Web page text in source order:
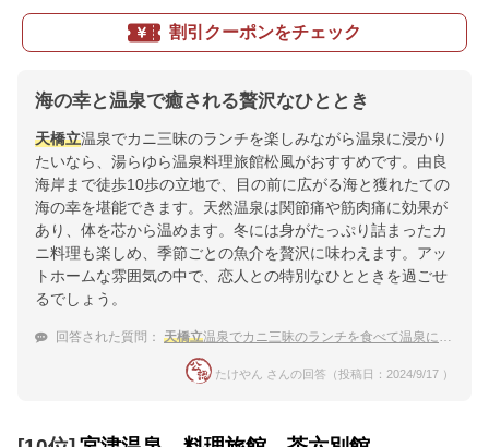
割引クーポンをチェック
海の幸と温泉で癒される贅沢なひととき
天橋立温泉でカニ三昧のランチを楽しみながら温泉に浸かり
たいなら、湯らゆら温泉料理旅館松風がおすすめです。由良
海岸まで徒歩10歩の立地で、目の前に広がる海と獲れたての
海の幸を堪能できます。天然温泉は関節痛や筋肉痛に効果が
あり、体を芯から温めます。冬には身がたっぷり詰まったカ
ニ料理も楽しめ、季節ごとの魚介を贅沢に味わえます。アッ
トホームな雰囲気の中で、恋人との特別なひとときを過ごせ
るでしょう。
回答された質問： 天橋立温泉でカニ三昧のランチを食べて温泉に入りたいです。
たけやん さんの回答（投稿日：2024/9/17 ）